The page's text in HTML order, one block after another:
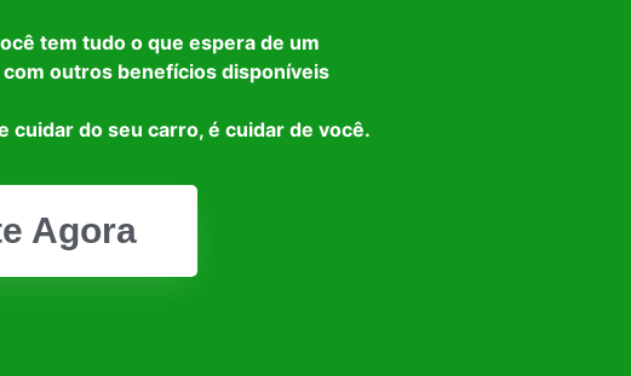
tem tudo o que espera de um
outros benefícios disponíveis
cuidar do seu carro, é cuidar de você.
Agora